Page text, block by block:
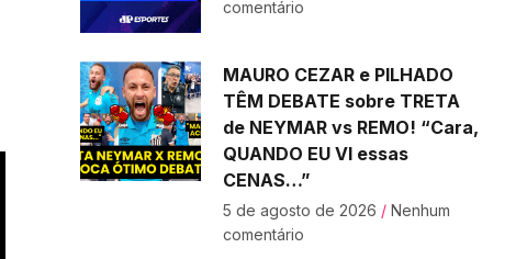
comentário
MAURO CEZAR e PILHADO
TÊM DEBATE sobre TRETA
de NEYMAR vs REMO! “Cara,
QUANDO EU VI essas
CENAS…”
5 de agosto de 2026 Nenhum
comentário